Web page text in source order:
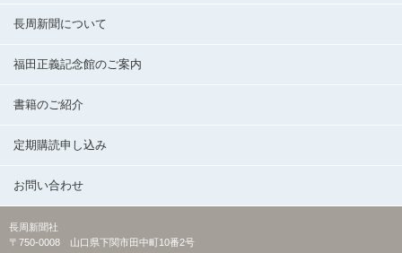
長周新聞について
福田正義記念館のご案内
書籍のご紹介
定期購読申し込み
お問い合わせ
長周新聞社
〒750-0008 山口県下関市田中町10番2号